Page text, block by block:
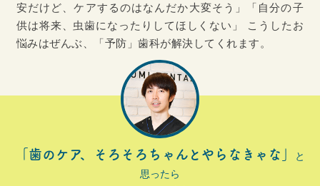
安だけど、ケアするのはなんだか大変そう」「自分の子
供は将来、虫歯になったりしてほしくない」 こうしたお
悩みはぜんぶ、「予防」歯科が解決してくれます。
「歯のケア、そろそろちゃんとやらなきゃな」
と
思ったら